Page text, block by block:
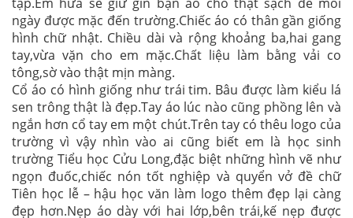
ngày được mặc đến trường.Chiếc áo có thân gần giống
hình chữ nhật. Chiều dài và rộng khoảng ba,hai gang
tay,vừa vặn cho em mặc.Chất liệu làm bằng vải co
tông,sờ vào thật mịn màng.
Cổ áo có hình giống như trái tim. Bâu được làm kiểu lá
sen trông thật là đẹp.Tay áo lúc nào cũng phồng lên và
ngắn hơn cổ tay em một chút.Trên tay có thêu logo của
trường vì vậy nhìn vào ai cũng biết em là học sinh
trường Tiểu học Cửu Long,đặc biệt những hình vẽ như
ngọn đuốc,chiếc nón tốt nghiệp và quyển vở đề chữ
Tiên học lễ – hậu học văn làm logo thêm đẹp lại càng
đẹp hơn.Nẹp áo dày với hai lớp,bên trái,kế nẹp được